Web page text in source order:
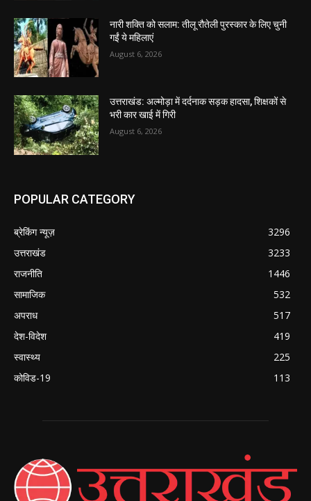
नारी शक्ति को सलाम: तीलू रौतेली पुरस्कार के लिए चुनी
गईं ये महिलाएं
August 6, 2026
उत्तराखंड: अल्मोड़ा में दर्दनाक सड़क हादसा, शिक्षकों से
भरी कार खाई में गिरी
August 6, 2026
POPULAR CATEGORY
ब्रेकिंग न्यूज़
3296
उत्तराखंड
3233
राजनीति
1446
सामाजिक
532
अपराध
517
देश-विदेश
419
स्वास्थ्य
225
कोविड-19
113